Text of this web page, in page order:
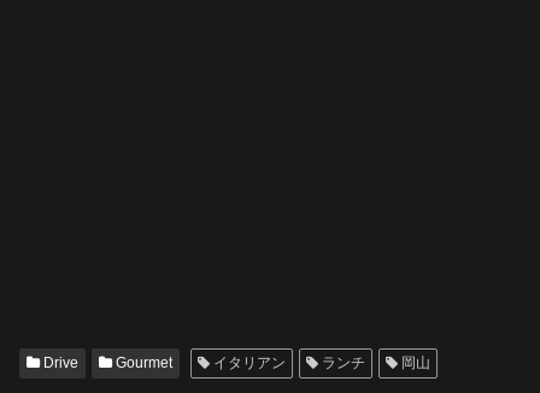
Drive Gourmet イタリアン ランチ 岡山